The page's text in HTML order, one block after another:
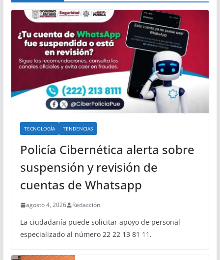
TECNOLOGÍA TENDENCIAS
Policía Cibernética alerta sobre
suspensión y revisión de
cuentas de Whatsapp
agosto 4, 2026 Redacción
La ciudadanía puede solicitar apoyo de personal
especializado al número 22 22 13 81 11.